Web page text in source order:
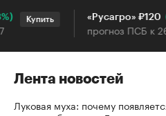
Купить «Русагро» ₽120
прогноз ПСБ к
Лента новостей
Луковая муха: почему